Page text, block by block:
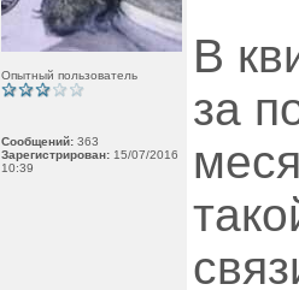
Опытный пользователь
Сообщений: 363
Зарегистрирован: 15/07/2016
10:39
В
за